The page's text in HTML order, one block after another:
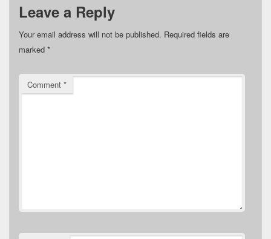
Leave a Reply
Your email address will not be published. Required fields are
marked *
Comment *